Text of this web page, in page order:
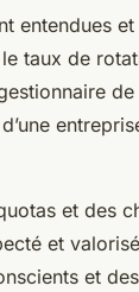
entendues
taux de
et des
et
et